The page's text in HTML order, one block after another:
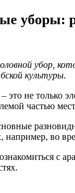
уборы:
убор,
культуры.
это не только
частью
например, во
с